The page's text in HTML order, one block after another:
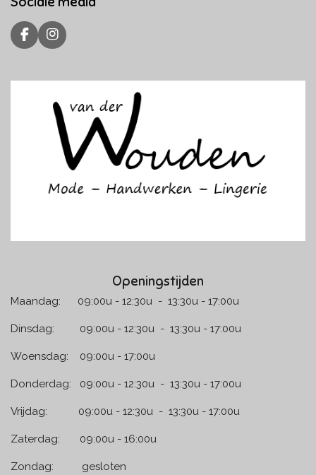
F
a
e
I
n
t
g
r
a
m
Openingstijden
Maandag: 09:00u - 12:30u - 13:30u - 17:00u
Dinsdag: 09:00u - 12:30u - 13:30u - 17:00u
Woensdag: 09:00u - 17:00u
Donderdag: 09:00u - 12:30u - 13:30u - 17:00u
Vrijdag: 09:00u - 12:30u - 13:30u - 17:00u
Zaterdag: 09:00u - 16:00u
Zondag: gesloten